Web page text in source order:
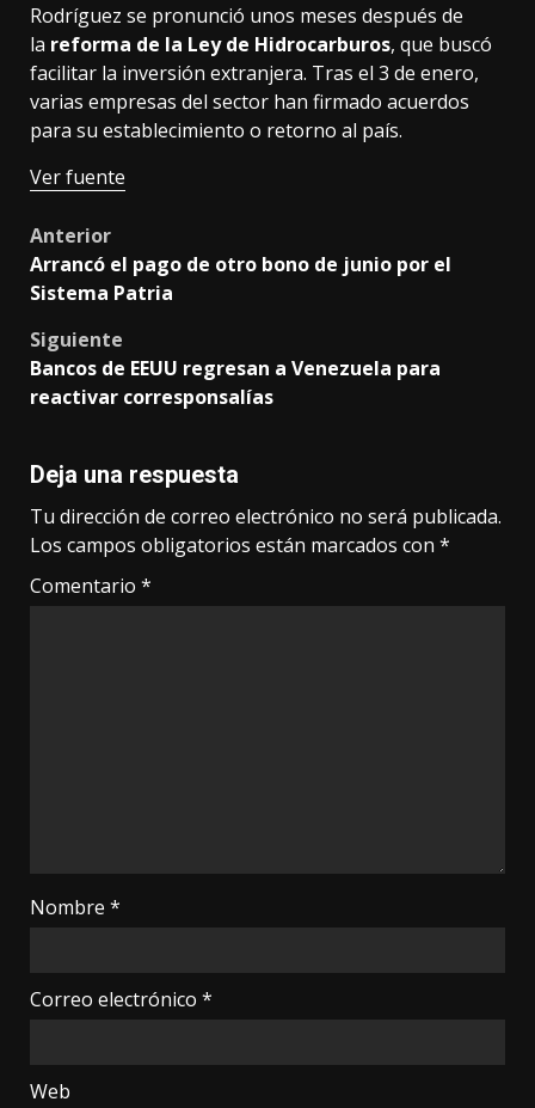
Rodríguez se pronunció unos meses después de
la reforma de la Ley de Hidrocarburos, que buscó
facilitar la inversión extranjera. Tras el 3 de enero,
varias empresas del sector han firmado acuerdos
para su establecimiento o retorno al país.
Ver fuente
Post
navigation
Anterior
Arrancó el pago de otro bono de junio por el
Sistema Patria
Siguiente
Bancos de EEUU regresan a Venezuela para
reactivar corresponsalías
Deja una respuesta
Tu dirección de correo electrónico no será publicada.
Los campos obligatorios están marcados con *
Comentario *
Nombre *
Correo electrónico *
Web